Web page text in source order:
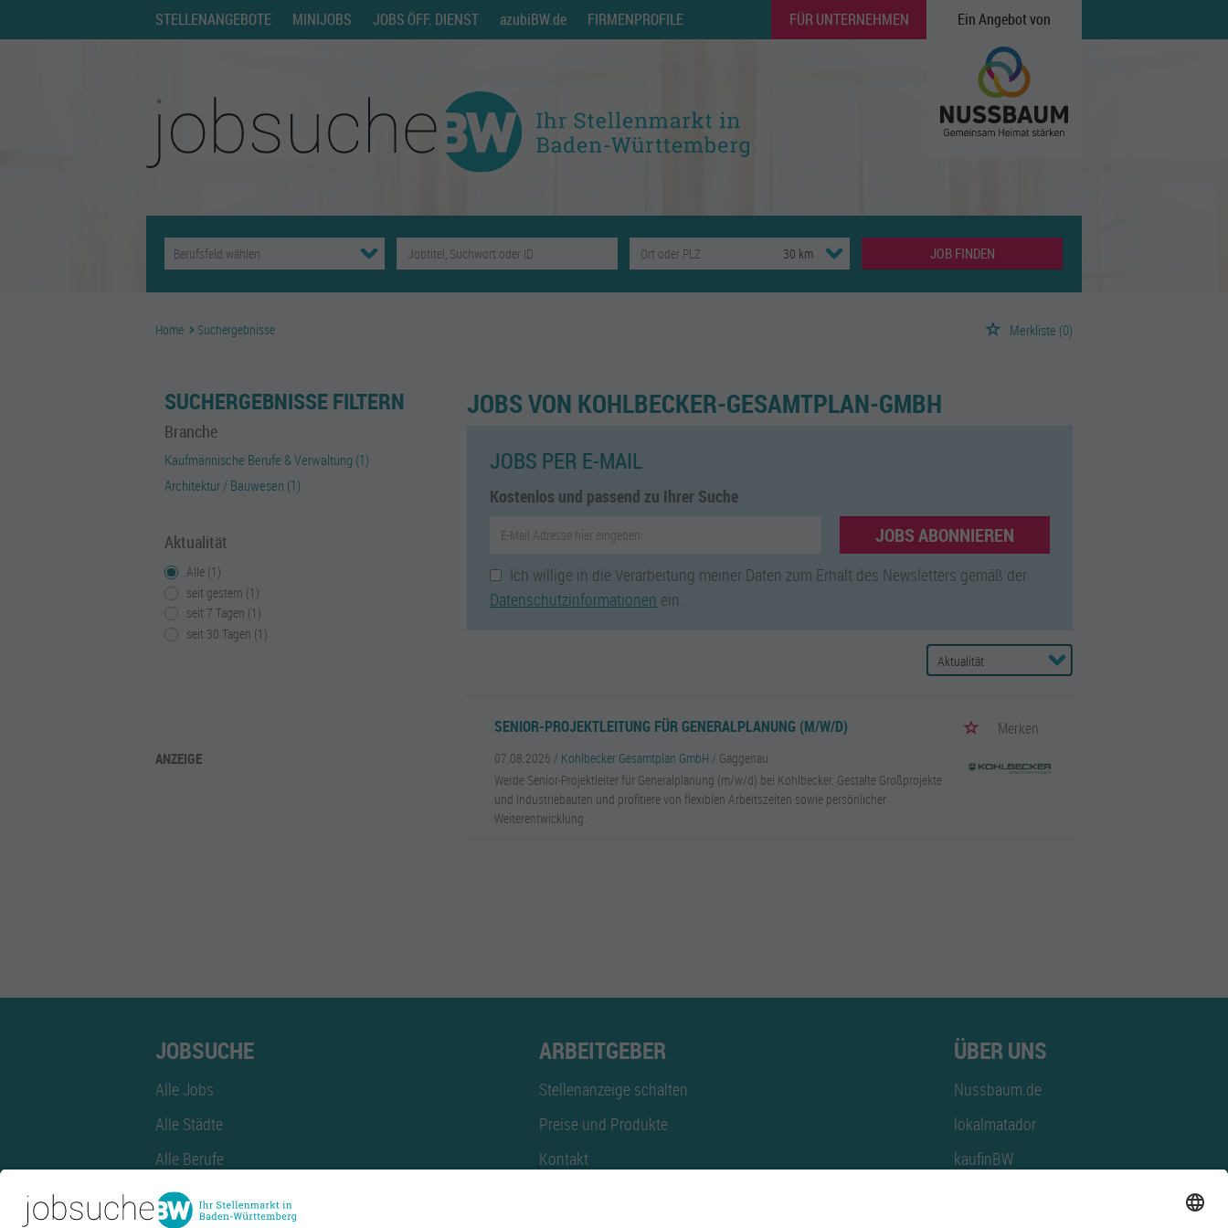
STELLENANGEBOTE MINIJOBS JOBS ÖFF. DIENST azubiBW.de FIRMENPROFILE FÜR UNTERNEHMEN Ein Angebot von
JOB FINDEN
Home Suchergebnisse Merkliste (0)
SUCHERGEBNISSE FILTERN
Branche
Kaufmännische Berufe & Verwaltung (1)
Architektur / Bauwesen (1)
Aktualität
Alle (1)
seit gestern (1)
seit 7 Tagen (1)
seit 30 Tagen (1)
ANZEIGE
JOBS VON KOHLBECKER-GESAMTPLAN-GMBH
JOBS PER E-MAIL
Kostenlos und passend zu Ihrer Suche
JOBS ABONNIEREN
Ich willige in die Verarbeitung meiner Daten zum Erhalt des Newsletters gemäß der
Datenschutzinformationen ein.
SENIOR-PROJEKTLEITUNG FÜR GENERALPLANUNG (M/W/D) Merken
07.08.2026 / Kohlbecker Gesamtplan GmbH / Gaggenau
Werde Senior-Projektleiter für Generalplanung (m/w/d) bei Kohlbecker. Gestalte Großprojekte
und Industriebauten und profitiere von flexiblen Arbeitszeiten sowie persönlicher
Weiterentwicklung.
JOBSUCHE
Alle Jobs
Alle Städte
Alle Berufe
Alle Berufe nach Stadt
ARBEITGEBER
Stellenanzeige schalten
Preise und Produkte
Kontakt
ÜBER UNS
Nussbaum.de
lokalmatador
kaufinBW